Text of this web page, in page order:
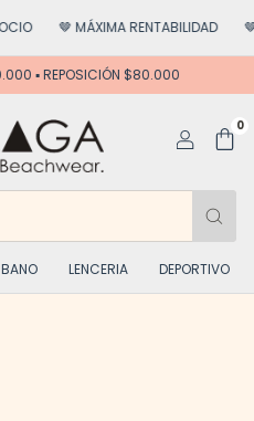
🤎 MÁXIMA RENTABILIDAD
▪️ REPOSICIÓN $80.000
0
LENCERIA DEPORTIVO